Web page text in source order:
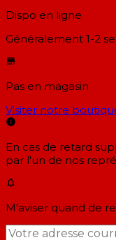
Dispo en ligne
Généralement 1-2
Pas en magasin
Visiter notre
En cas de retard
par l'un de nos
M'aviser quand de